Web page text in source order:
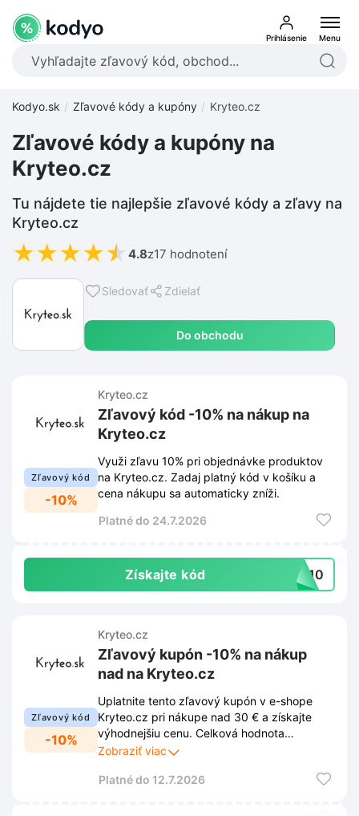
Prihlásenie Menu
Kodyo.sk Zľavové kódy a kupóny Kryteo.cz
Sledovať Zdielať
Do obchodu
Zľavové kódy a kupóny na
Kryteo.cz
Tu nájdete tie najlepšie zľavové kódy a zľavy na
Kryteo.cz
★★★★★ 4.8z17 hodnotení
Zľavový kód
-10%
Kryteo.cz
Zľavový kód -10% na nákup na
Kryteo.cz
Využi zľavu 10% pri objednávke produktov
na Kryteo.cz. Zadaj platný kód v košíku a
cena nákupu sa automaticky zníži.
Platné do 24.7.2026
Získajte kód TO10
Zľavový kód
-10%
Kryteo.cz
Zľavový kupón -10% na nákup
nad na Kryteo.cz
Uplatnite tento zľavový kupón v e-shope
Kryteo.cz pri nákupe nad 30 € a získajte
výhodnejšiu cenu. Celková hodnota
objednávky sa vám v košíku automaticky
Zobraziť viac
Platné do 12.7.2026